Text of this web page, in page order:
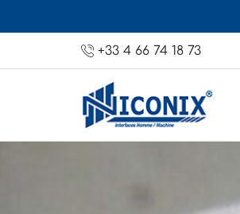
+33 4 66 74 18 73